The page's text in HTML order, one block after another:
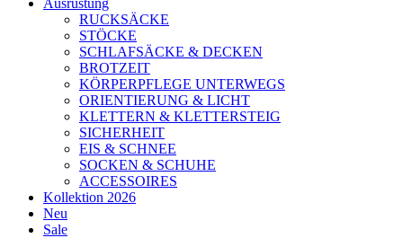
Ausrüstung
RUCKSÄCKE
STÖCKE
SCHLAFSÄCKE & DECKEN
BROTZEIT
KÖRPERPFLEGE UNTERWEGS
ORIENTIERUNG & LICHT
KLETTERN & KLETTERSTEIG
SICHERHEIT
EIS & SCHNEE
SOCKEN & SCHUHE
ACCESSOIRES
Kollektion 2026
Neu
Sale